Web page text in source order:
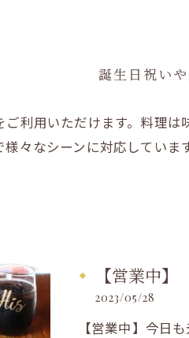
誕生日祝い
利用いただけます。料理
々なシーンに対応してい
【営業中】
2023/05/28
【営業中】今日